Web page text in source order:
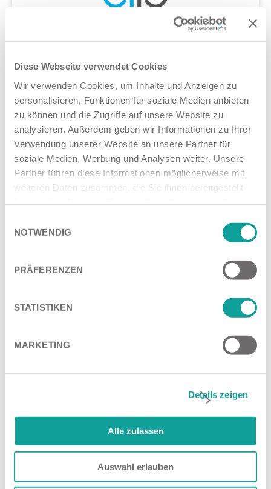
Diese Webseite verwendet Cookies
Wir verwenden Cookies, um Inhalte und Anzeigen zu
personalisieren, Funktionen für soziale Medien anbieten
zu können und die Zugriffe auf unsere Website zu
analysieren. Außerdem geben wir Informationen zu Ihrer
Verwendung unserer Website an unsere Partner für
soziale Medien, Werbung und Analysen weiter. Unsere
Partner führen diese Informationen möglicherweise mit
weiteren Daten zusammen, die Sie ihnen bereitgestellt
NOTWENDIG
PRÄFERENZEN
STATISTIKEN
MARKETING
Details zeigen
Alle zulassen
Auswahl erlauben
Druckluft-Bremssysteme
Kontaktieren Sie uns, um herauszufinden, was wir für Sie tun
können.
News
Neue Nachrüstsätze | Juli
Bremsanlagen und Bausätze
entwickelt. Alle Neuheiten finden
Sie hier im Überblick. weiterlesen